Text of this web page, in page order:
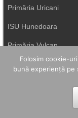
Primăria Uricani
ISU Hunedoara
Primăria Vulcan
Folosim cookie-
bună experiență pe